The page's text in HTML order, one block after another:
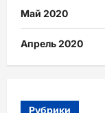
Май 2020
Апрель 2020
Рубрики